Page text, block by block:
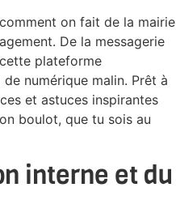
on fait de la mairie
De la messagerie
plateforme
numérique malin. Prêt à
et astuces inspirantes
boulot, que tu sois au
interne et du